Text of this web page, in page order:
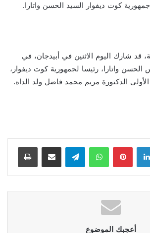
كوت ديفوار السيد الحسن واتارا.
قد شارك اليوم الاثنين في أبيدجان، في
واتارا، رئيسا لجمهورية كوت ديفوار،
الدكتورة مريم محمد فاضل ولد الداه.
لينكدإن بينتيريستواتساب تيلقرام مشاركة عبر البريد طباعة
أعجبك الموضوع